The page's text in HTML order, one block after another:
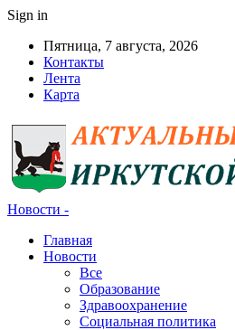
Sign in
Пятница, 7 августа, 2026
Контакты
Лента
Карта
Новости -
Главная
Новости
Все
Образование
Здравоохранение
Социальная политика